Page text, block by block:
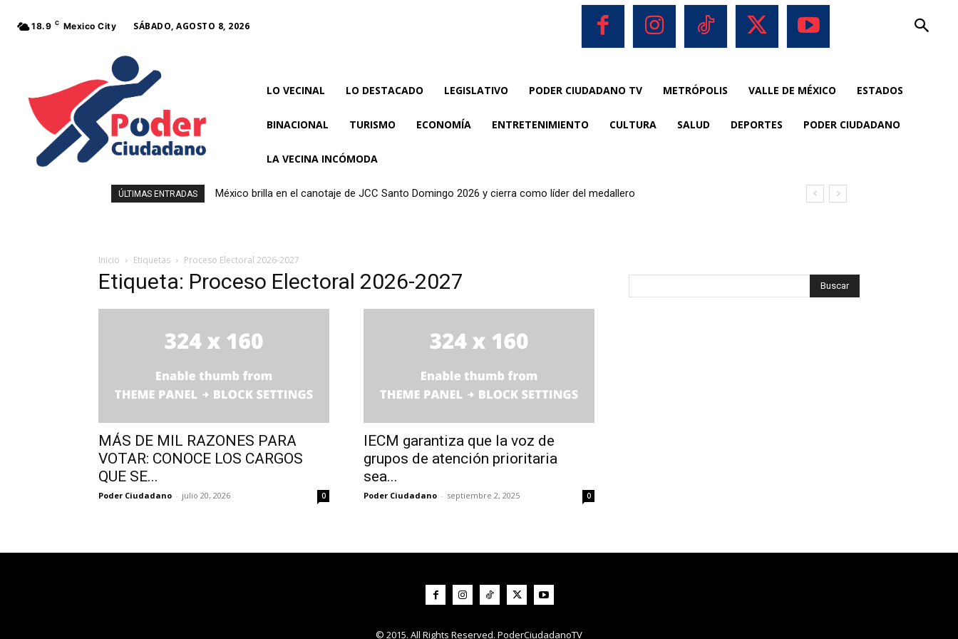
18.9 C Mexico City SÁBADO, AGOSTO 8, 2026
LO VECINAL LO DESTACADO LEGISLATIVO PODER CIUDADANO TV METRÓPOLIS VALLE DE MÉXICO ESTADOS
BINACIONAL TURISMO ECONOMÍA ENTRETENIMIENTO CULTURA SALUD DEPORTES PODER CIUDADANO
LA VECINA INCÓMODA
ÚLTIMAS ENTRADAS México brilla en el canotaje de JCC Santo Domingo 2026 y cierra como líder del medallero
Inicio Etiquetas Proceso Electoral 2026-2027
Etiqueta: Proceso Electoral 2026-2027
MÁS DE MIL RAZONES PARA
VOTAR: CONOCE LOS CARGOS
QUE SE...
Poder Ciudadano - julio 20, 2026 0
IECM garantiza que la voz de
grupos de atención prioritaria
sea...
Poder Ciudadano - septiembre 2, 2025 0
© 2015. All Rights Reserved. PoderCiudadanoTV